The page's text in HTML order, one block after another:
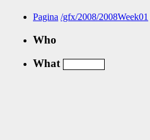
Pagina /gfx/2008/2008Week01
Who
What